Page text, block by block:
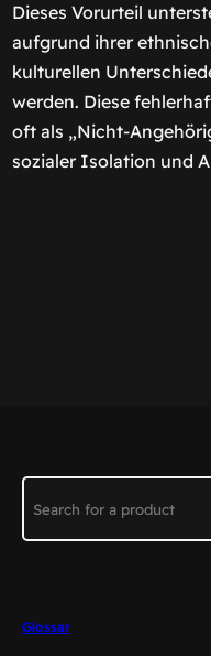
Dieses Vorurteil
aufgrund ihrer
kulturellen
werden. Diese
oft als „Nicht-
sozialer Isolation und
Glossar